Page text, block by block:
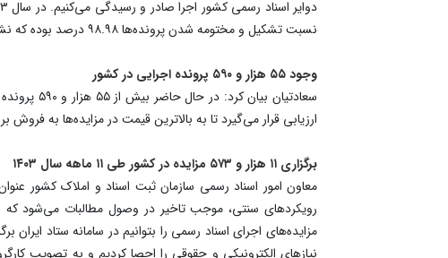
نسبت تشکیل و مختومه شدن پرونده‌ها ۹۸.۹۸ درصد بوده که نشانگر فعالیت جدی و شبانه روزی همکاران ما در دوایر اجرای اسناد رسمی است.
وجود ۵۵ هزار و ۵۹۰ پرونده اجرایی در کشور
ارزیابی قرار می‌گیرد تا به بالاترین قیمت در مزاید‌ه‌ها به فروش
برگزاری ۱۱ هزار و ۵۷۳ مزایده در کشور طی ۱۱ ماهه سال ۱۴۰۳
رویکرد‌های سنتی، موجب تاخیر در وصول مطالبات می‌شود که
مزایده‌های اجرای اسناد رسمی را بتوانیم در سامانه ستاد